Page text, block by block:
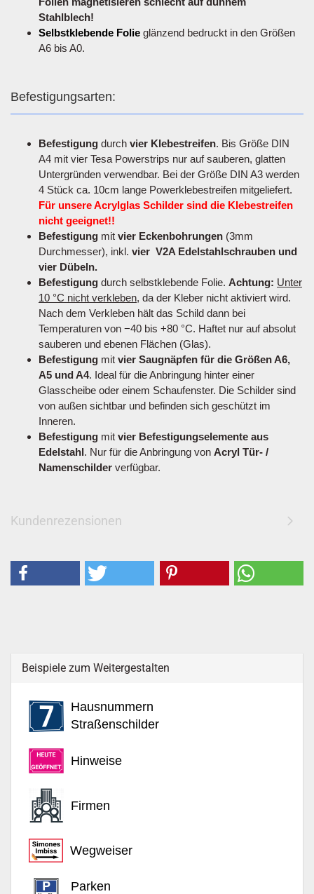
Stahlblech!
Selbstklebende Folie glänzend bedruckt in den Größen
A6 bis A0.
Befestigungsarten:
Befestigung durch vier Klebestreifen. Bis Größe DIN
A4 mit vier Tesa Powerstrips nur auf sauberen, glatten
Untergründen verwendbar. Bei der Größe DIN A3 werden
4 Stück ca. 10cm lange Powerklebestreifen mitgeliefert.
Für unsere Acrylglas Schilder sind die Klebestreifen
nicht geeignet!!
Befestigung mit vier Eckenbohrungen (3mm
Durchmesser), inkl. vier V2A Edelstahlschrauben und
vier Dübeln.
Befestigung durch selbstklebende Folie. Achtung: Unter
10 °C nicht verkleben, da der Kleber nicht aktiviert wird.
Nach dem Verkleben hält das Schild dann bei
Temperaturen von −40 bis +80 °C. Haftet nur auf absolut
sauberen und ebenen Flächen (Glas).
Befestigung mit vier Saugnäpfen für die Größen A6,
A5 und A4. Ideal für die Anbringung hinter einer
Glasscheibe oder einem Schaufenster. Die Schilder sind
von außen sichtbar und befinden sich geschützt im
Inneren.
Befestigung mit vier Befestigungselemente aus
Edelstahl. Nur für die Anbringung von Acryl Tür- /
Namenschilder verfügbar.
Kundenrezensionen
Beispiele zum Weitergestalten
Hausnummern
Straßenschilder
Hinweise
Firmen
Wegweiser
Parken